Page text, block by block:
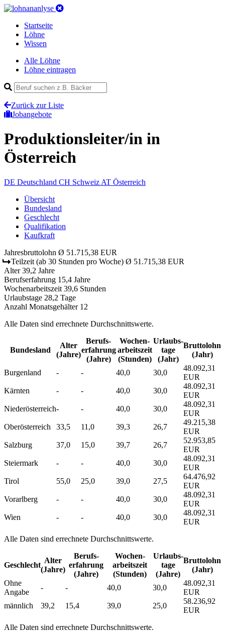
Startseite
Löhne
Wissen
Alle Löhne
Löhne eintragen
Zurück zur Liste
Jobangebote
Produktionsleiter/in in
Österreich
DE Deutschland CH Schweiz AT Österreich
Übersicht
Bundesland
Geschlecht
Qualifikation
Kaufkraft
Jahresbruttolohn Ø 51.715,38 EUR
Teilzeit (ab 30 Stunden pro Woche) Ø 51.715,38 EUR
Alter 39,2 Jahre
Berufserfahrung 15,4 Jahre
Wochenarbeitszeit 39,6 Stunden
Urlaubstage 28,2 Tage
Anzahl Monatsgehälter 12
Alle Daten sind errechnete Durchschnittswerte.
Bundesland
Alter
(Jahre)
Berufs­
erfahrung
(Jahre)
Wochen­
arbeitszeit
(Stunden)
Urlaubs­
tage
(Jahr)
Bruttolohn
(Jahr)
Burgenland - - 40,0 30,0
48.092,31
EUR
Kärnten
- - 40,0 30,0
48.092,31
EUR
Niederösterreich- - 40,0 30,0
48.092,31
EUR
Oberösterreich
33,5 11,0 39,3 26,7
49.215,38
EUR
Salzburg
37,0 15,0 39,7 26,7
52.953,85
EUR
Steiermark
- - 40,0 30,0
48.092,31
EUR
Tirol
55,0 25,0 39,0 27,5
64.476,92
EUR
Vorarlberg
- - 40,0 30,0
48.092,31
EUR
Wien
- - 40,0 30,0
48.092,31
EUR
Alle Daten sind errechnete Durchschnittswerte.
Geschlecht
Alter
(Jahre)
Berufs­
erfahrung
(Jahre)
Wochen­
arbeitszeit
(Stunden)
Urlaubs­
tage
(Jahre)
Bruttolohn
(Jahr)
Ohne
Angabe
- - 40,0 30,0
48.092,31
EUR
männlich
39,2 15,4 39,0 25,0
58.236,92
EUR
Alle Daten sind errechnete Durchschnittswerte.